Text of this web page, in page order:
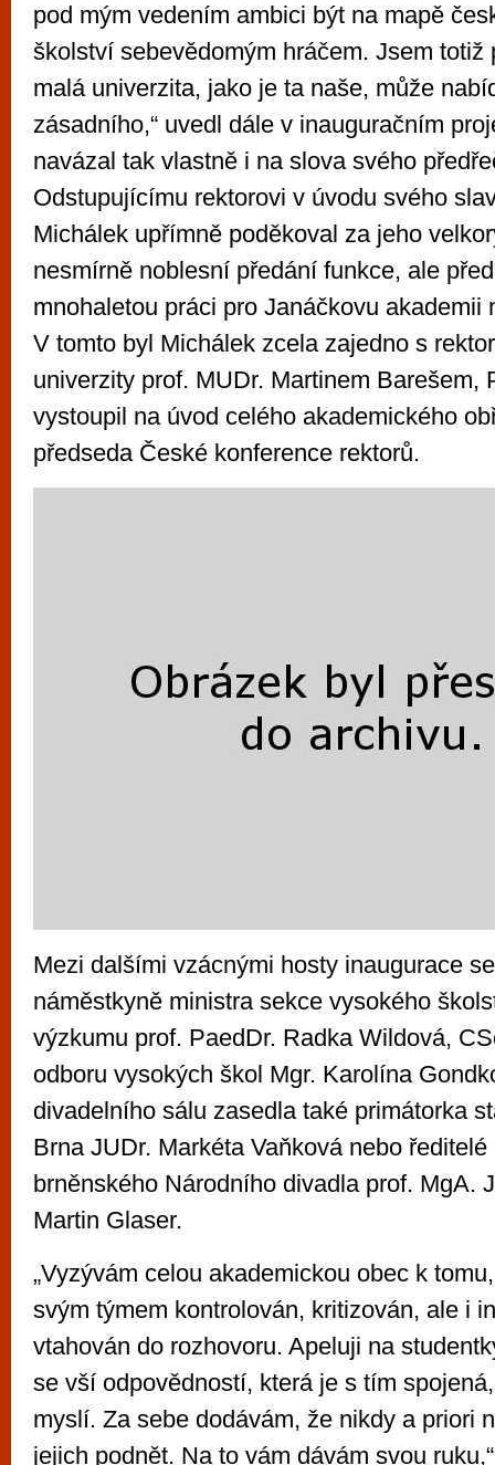
pod mým vedením ambici být na mapě
školství sebevědomým hráčem. Jsem totiž
malá univerzita, jako je ta naše, může
zásadního,“ uvedl dále v inauguračním
navázal tak vlastně i na slova svého
Odstupujícímu rektorovi v úvodu svého
Michálek upřímně poděkoval za jeho
nesmírně noblesní předání funkce, ale
mnohaletou práci pro Janáčkovu akademii
V tomto byl Michálek zcela zajedno s
univerzity prof. MUDr. Martinem Barešem,
vystoupil na úvod celého akademického
předseda České konference rektorů.
Mezi dalšími vzácnými hosty inaugurace
náměstkyně ministra sekce vysokého
výzkumu prof. PaedDr. Radka Wildová,
odboru vysokých škol Mgr. Karolína
divadelního sálu zasedla také primátorka
Brna JUDr. Markéta Vaňková nebo
brněnského Národního divadla prof. MgA.
Martin Glaser.
„Vyzývám celou akademickou obec k
svým týmem kontrolován, kritizován, ale i
vtahován do rozhovoru. Apeluji na
se vší odpovědností, která je s tím
myslí. Za sebe dodávám, že nikdy a priori
jejich podnět. Na to vám dávám svou